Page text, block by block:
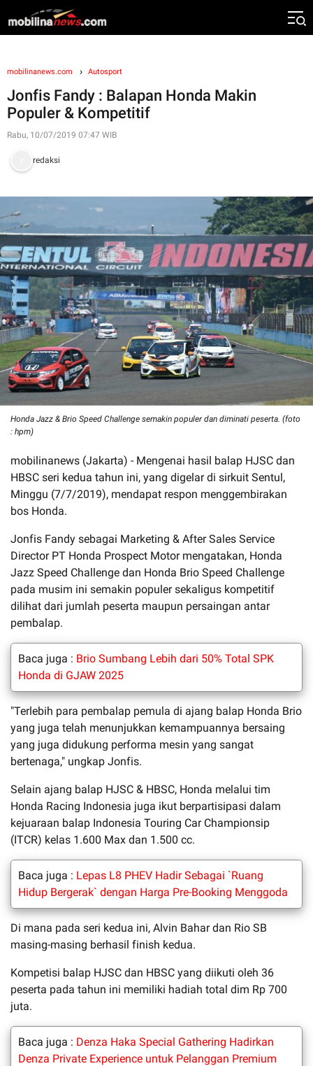
mobilinanews.com Autosport
Jonfis Fandy : Balapan Honda Makin
Populer & Kompetitif
Rabu, 10/07/2019 07:47 WIB
redaksi
Honda Jazz & Brio Speed Challenge semakin populer dan diminati peserta. (foto
: hpm)
mobilinanews (Jakarta) - Mengenai hasil balap HJSC dan
HBSC seri kedua tahun ini, yang digelar di sirkuit Sentul,
Minggu (7/7/2019), mendapat respon menggembirakan
bos Honda.
Jonfis Fandy sebagai Marketing & After Sales Service
Director PT Honda Prospect Motor mengatakan, Honda
Jazz Speed Challenge dan Honda Brio Speed Challenge
pada musim ini semakin populer sekaligus kompetitif
dilihat dari jumlah peserta maupun persaingan antar
pembalap.
Baca juga : Brio Sumbang Lebih dari 50% Total SPK
Honda di GJAW 2025
"Terlebih para pembalap pemula di ajang balap Honda Brio
yang juga telah menunjukkan kemampuannya bersaing
yang juga didukung performa mesin yang sangat
bertenaga," ungkap Jonfis.
Selain ajang balap HJSC & HBSC, Honda melalui tim
Honda Racing Indonesia juga ikut berpartisipasi dalam
kejuaraan balap Indonesia Touring Car Championsip
(ITCR) kelas 1.600 Max dan 1.500 cc.
Baca juga : Lepas L8 PHEV Hadir Sebagai `Ruang
Hidup Bergerak` dengan Harga Pre-Booking Menggoda
Di mana pada seri kedua ini, Alvin Bahar dan Rio SB
masing-masing berhasil finish kedua.
Kompetisi balap HJSC dan HBSC yang diikuti oleh 36
peserta pada tahun ini memiliki hadiah total dim Rp 700
juta.
Baca juga : Denza Haka Special Gathering Hadirkan
Denza Private Experience untuk Pelanggan Premium